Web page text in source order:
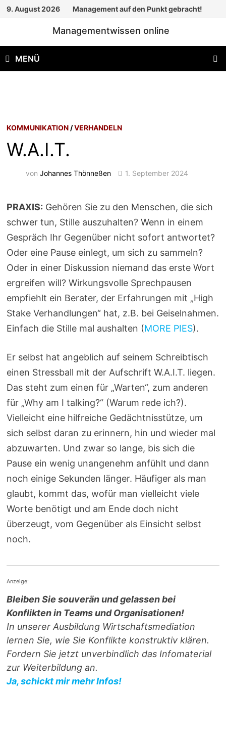
Zum
9. August 2026 Management auf den Punkt gebracht!
Managementwissen online
MENÜ
KOMMUNIKATION /VERHANDELN
W.A.I.T.
vonJohannes Thönneßen 1. September 2024
PRAXIS: Gehören Sie zu den Menschen, die sich
schwer tun, Stille auszuhalten? Wenn in einem
Gespräch Ihr Gegenüber nicht sofort antwortet?
Oder eine Pause einlegt, um sich zu sammeln?
Oder in einer Diskussion niemand das erste Wort
ergreifen will? Wirkungsvolle Sprechpausen
empfiehlt ein Berater, der Erfahrungen mit „High
Stake Verhandlungen“ hat, z.B. bei Geiselnahmen.
Einfach die Stille mal aushalten (MORE PIES).
Er selbst hat angeblich auf seinem Schreibtisch
einen Stressball mit der Aufschrift W.A.I.T. liegen.
Das steht zum einen für „Warten“, zum anderen
für „Why am I talking?“ (Warum rede ich?).
Vielleicht eine hilfreiche Gedächtnisstütze, um
sich selbst daran zu erinnern, hin und wieder mal
abzuwarten. Und zwar so lange, bis sich die
Pause ein wenig unangenehm anfühlt und dann
noch einige Sekunden länger. Häufiger als man
glaubt, kommt das, wofür man vielleicht viele
Worte benötigt und am Ende doch nicht
überzeugt, vom Gegenüber als Einsicht selbst
noch.
Anzeige:
Bleiben Sie souverän und gelassen bei
Konflikten in Teams und Organisationen!
In unserer Ausbildung Wirtschaftsmediation
lernen Sie, wie Sie Konflikte konstruktiv klären.
Fordern Sie jetzt unverbindlich das Infomaterial
zur Weiterbildung an.
Ja, schickt mir mehr Infos!